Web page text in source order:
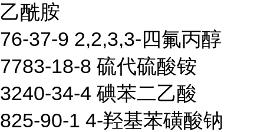
乙酰胺
76-37-9 2,2,3,3-四氟丙醇
7783-18-8 硫代硫酸铵
3240-34-4 碘苯二乙酸
825-90-1 4-羟基苯磺酸钠